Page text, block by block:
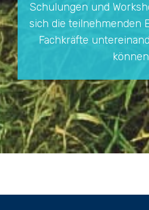
Schulungen und
sich die teilnehmenden
Fachkräfte